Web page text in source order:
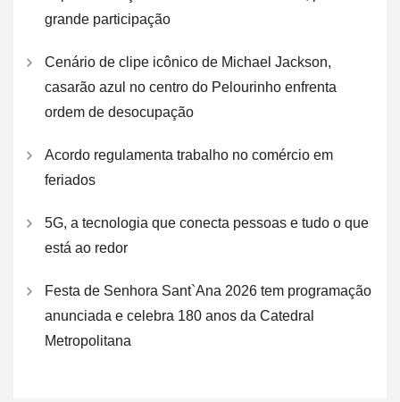
grande participação
Cenário de clipe icônico de Michael Jackson,
casarão azul no centro do Pelourinho enfrenta
ordem de desocupação
Acordo regulamenta trabalho no comércio em
feriados
5G, a tecnologia que conecta pessoas e tudo o que
está ao redor
Festa de Senhora Sant`Ana 2026 tem programação
anunciada e celebra 180 anos da Catedral
Metropolitana